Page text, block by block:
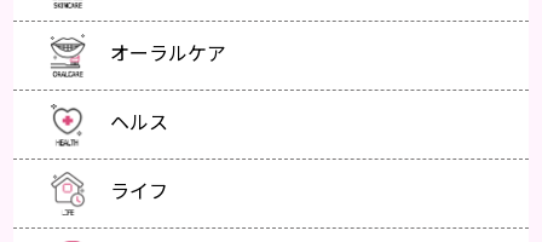
オーラルケア
ヘルス
ライフ